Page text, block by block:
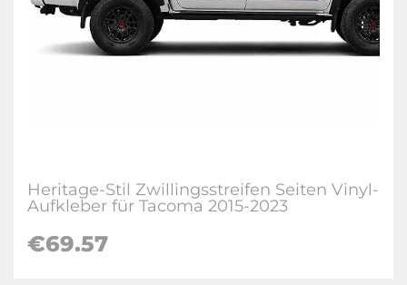
Heritage-Stil Zwillingsstreifen Seiten Vinyl-
Aufkleber für Tacoma 2015-2023
€69.57